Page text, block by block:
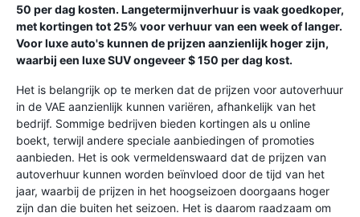
50 per dag kosten. Langetermijnverhuur is vaak goedkoper,
met kortingen tot 25% voor verhuur van een week of langer.
Voor luxe auto's kunnen de prijzen aanzienlijk hoger zijn,
waarbij een luxe SUV ongeveer $ 150 per dag kost.
Het is belangrijk op te merken dat de prijzen voor autoverhuur
in de VAE aanzienlijk kunnen variëren, afhankelijk van het
bedrijf. Sommige bedrijven bieden kortingen als u online
boekt, terwijl andere speciale aanbiedingen of promoties
aanbieden. Het is ook vermeldenswaard dat de prijzen van
autoverhuur kunnen worden beïnvloed door de tijd van het
jaar, waarbij de prijzen in het hoogseizoen doorgaans hoger
zijn dan die buiten het seizoen. Het is daarom raadzaam om